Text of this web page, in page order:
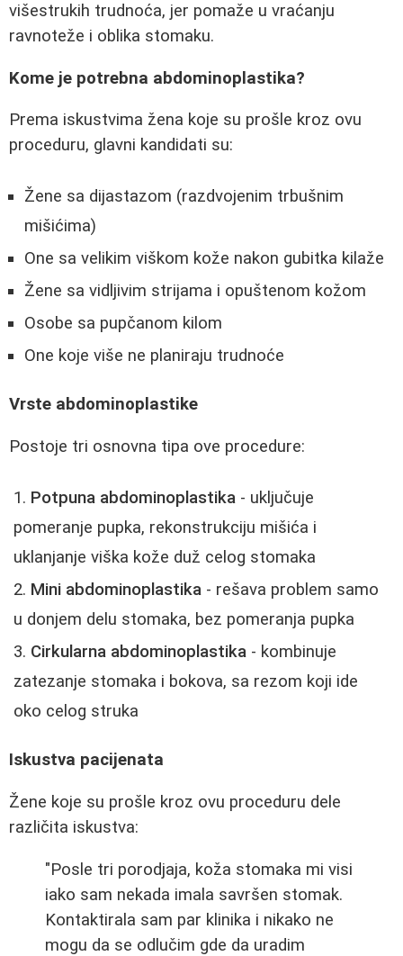
višestrukih trudnoća, jer pomaže u vraćanju
ravnoteže i oblika stomaku.
Kome je potrebna abdominoplastika?
Prema iskustvima žena koje su prošle kroz ovu
proceduru, glavni kandidati su:
Žene sa dijastazom (razdvojenim trbušnim
mišićima)
One sa velikim viškom kože nakon gubitka kilaže
Žene sa vidljivim strijama i opuštenom kožom
Osobe sa pupčanom kilom
One koje više ne planiraju trudnoće
Vrste abdominoplastike
Postoje tri osnovna tipa ove procedure:
Potpuna abdominoplastika - uključuje
pomeranje pupka, rekonstrukciju mišića i
uklanjanje viška kože duž celog stomaka
Mini abdominoplastika - rešava problem samo
u donjem delu stomaka, bez pomeranja pupka
Cirkularna abdominoplastika - kombinuje
zatezanje stomaka i bokova, sa rezom koji ide
oko celog struka
Iskustva pacijenata
Žene koje su prošle kroz ovu proceduru dele
različita iskustva:
"Posle tri porodjaja, koža stomaka mi visi
iako sam nekada imala savršen stomak.
Kontaktirala sam par klinika i nikako ne
mogu da se odlučim gde da uradim